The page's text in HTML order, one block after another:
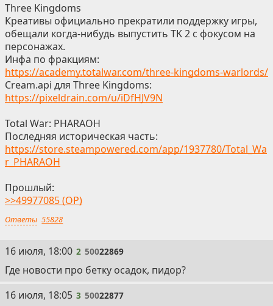
Three Kingdoms
Креативы официально прекратили поддержку игры,
обещали когда-нибудь выпустить TK 2 с фокусом на
персонажах.
Инфа по фракциям:
https://academy.totalwar.com/three-kingdoms-warlords/
Cream.api для Three Kingdoms:
https://pixeldrain.com/u/iDfHJV9N
Total War: PHARAOH
Последняя историческая часть:
https://store.steampowered.com/app/1937780/Total_Wa
r_PHARAOH
Прошлый:
>>49977085 (OP)
Ответы 55828
2
16 июля, 18:00 2 50022869
Где новости про бетку осадок, пидор?
3
16 июля, 18:05 3 50022877